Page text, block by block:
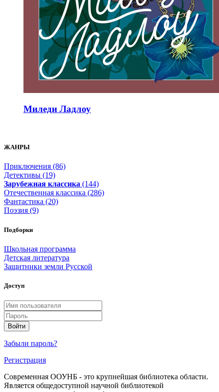
Миледи Ладлоу
ЖАНРЫ
Приключения (86)
Детективы (19)
Зарубежная классика (144)
Отечественная классика (286)
Фантастика (20)
Поэзия (9)
Подборки
Школьная программа
Детская литература
Защитники земли Русской
Доступ
Войти
Забыли пароль?
Регистрация
Современная ООУНБ - это крупнейшая библиотека области.
Является общедоступной научной библиотекой